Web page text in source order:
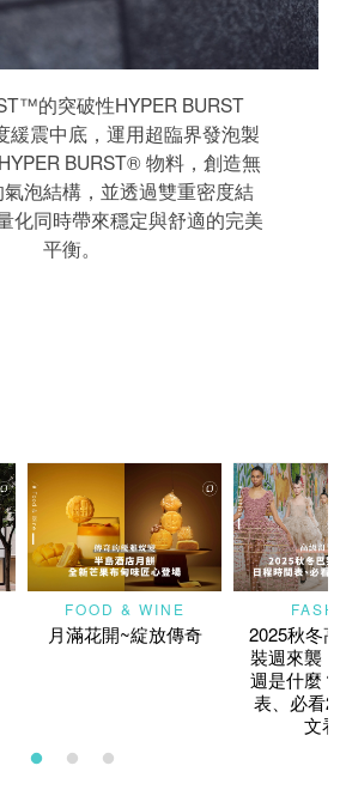
的突破性HYPER BURST
震中底，運用超臨界發泡製
BURST® 物料，創造無
泡結構，並透過雙重密度結
化同時帶來穩定與舒適的完美
平衡。
FOOD & WINE
月滿花開~綻放傳奇
2025秋冬
裝週來襲
週是什麼
表、必看
文